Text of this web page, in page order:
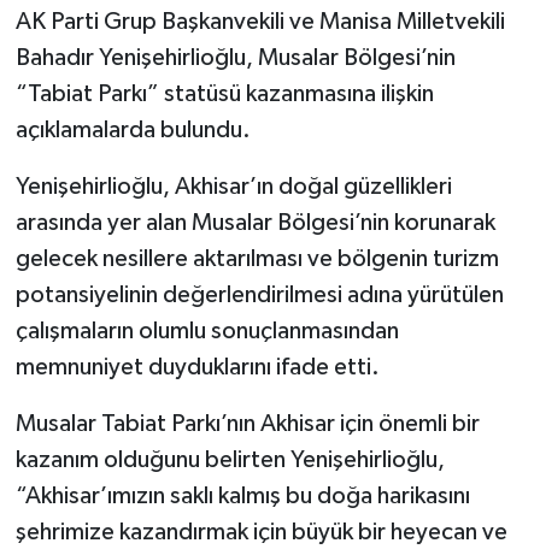
AK Parti Grup Başkanvekili ve Manisa Milletvekili
Bahadır Yenişehirlioğlu, Musalar Bölgesi’nin
“Tabiat Parkı” statüsü kazanmasına ilişkin
açıklamalarda bulundu.
Yenişehirlioğlu, Akhisar’ın doğal güzellikleri
arasında yer alan Musalar Bölgesi’nin korunarak
gelecek nesillere aktarılması ve bölgenin turizm
potansiyelinin değerlendirilmesi adına yürütülen
çalışmaların olumlu sonuçlanmasından
memnuniyet duyduklarını ifade etti.
Musalar Tabiat Parkı’nın Akhisar için önemli bir
kazanım olduğunu belirten Yenişehirlioğlu,
“Akhisar’ımızın saklı kalmış bu doğa harikasını
şehrimize kazandırmak için büyük bir heyecan ve
Akhisar Emlak
Ülke
Etiketler